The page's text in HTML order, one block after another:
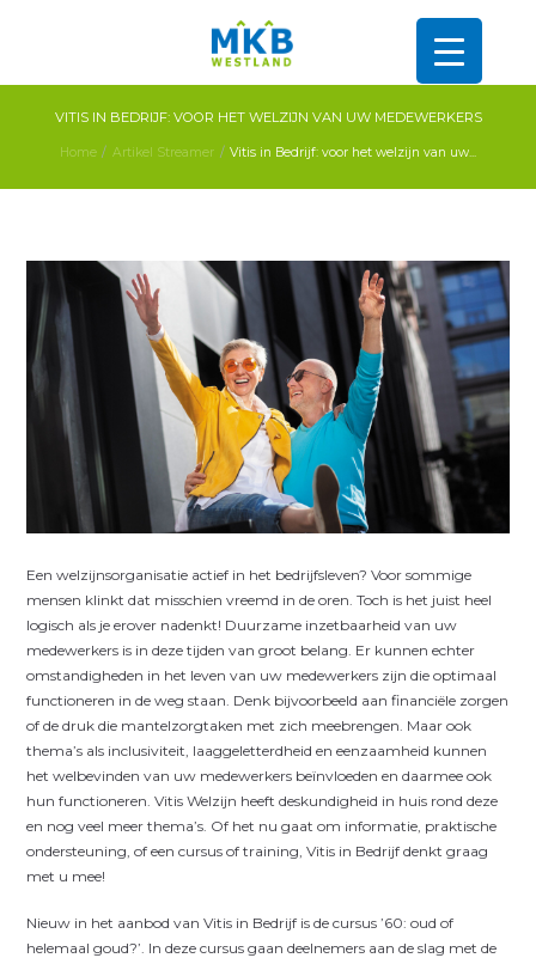
VITIS IN BEDRIJF: VOOR HET WELZIJN VAN UW MEDEWERKERS
Home Artikel Streamer Vitis in Bedrijf: voor het welzijn van uw...
Een welzijnsorganisatie actief in het bedrijfsleven? Voor sommige
mensen klinkt dat misschien vreemd in de oren. Toch is het juist heel
logisch als je erover nadenkt! Duurzame inzetbaarheid van uw
medewerkers is in deze tijden van groot belang. Er kunnen echter
omstandigheden in het leven van uw medewerkers zijn die optimaal
functioneren in de weg staan. Denk bijvoorbeeld aan financiële zorgen
of de druk die mantelzorgtaken met zich meebrengen. Maar ook
thema’s als inclusiviteit, laaggeletterdheid en eenzaamheid kunnen
het welbevinden van uw medewerkers beïnvloeden en daarmee ook
hun functioneren. Vitis Welzijn heeft deskundigheid in huis rond deze
en nog veel meer thema’s. Of het nu gaat om informatie, praktische
ondersteuning, of een cursus of training, Vitis in Bedrijf denkt graag
met u mee!
Nieuw in het aanbod van Vitis in Bedrijf is de cursus ’60: oud of
helemaal goud?’. In deze cursus gaan deelnemers aan de slag met de